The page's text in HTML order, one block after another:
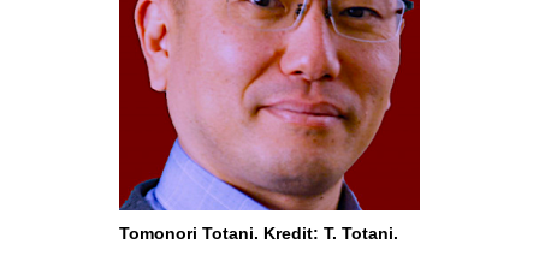
Tomonori Totani. Kredit: T. Totani.